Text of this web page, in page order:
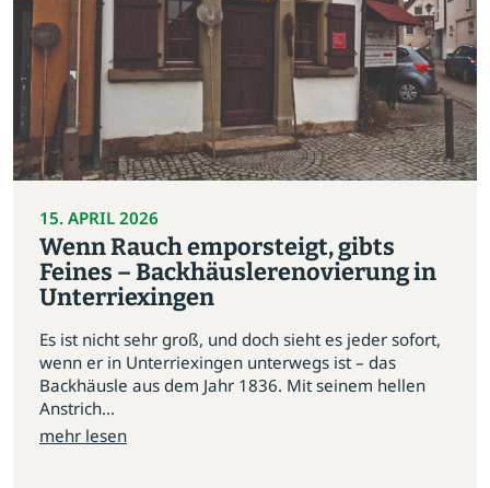
15. APRIL 2026
Wenn Rauch emporsteigt, gibts
Feines – Backhäuslerenovierung in
Unterriexingen
Es ist nicht sehr groß, und doch sieht es jeder sofort,
wenn er in Unterriexingen unterwegs ist – das
Backhäusle aus dem Jahr 1836. Mit seinem hellen
Anstrich...
mehr lesen